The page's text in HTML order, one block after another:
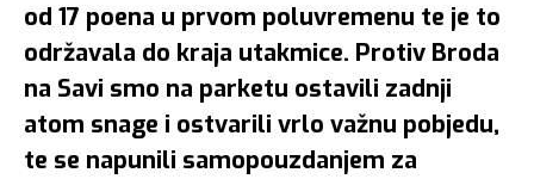
od 17 poena u prvom poluvremenu te je to
održavala do kraja utakmice. Protiv Broda
na Savi smo na parketu ostavili zadnji
atom snage i ostvarili vrlo važnu pobjedu,
te se napunili samopouzdanjem za